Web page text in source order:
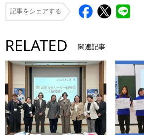
記事をシェアする
RELATED 関連記事